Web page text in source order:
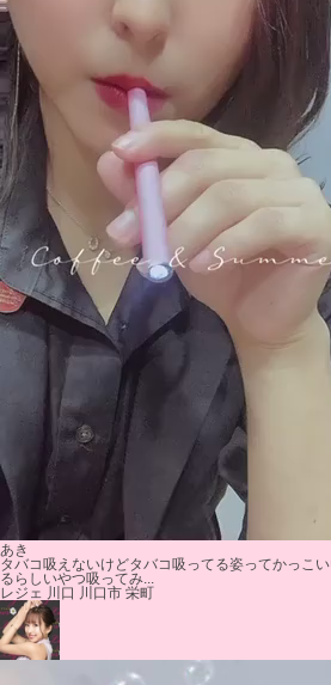
あき
タバコ吸えないけどタバコ吸ってる姿ってかっこ
るらしいやつ吸ってみ...
レジェ 川口 川口市 栄町